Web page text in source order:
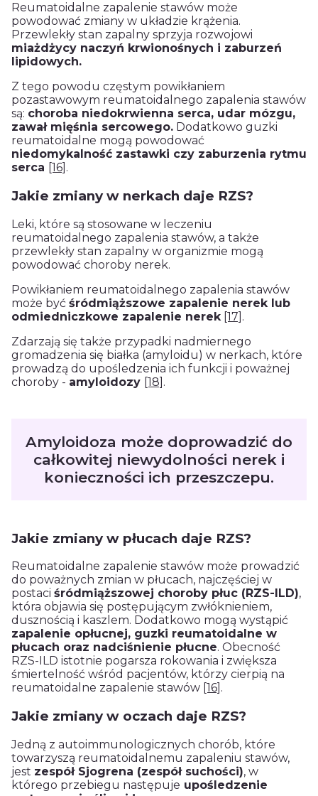
Reumatoidalne zapalenie stawów może
powodować zmiany w układzie krążenia.
Przewlekły stan zapalny sprzyja rozwojowi
miażdżycy naczyń krwionośnych i zaburzeń
lipidowych.
Z tego powodu częstym powikłaniem
pozastawowym reumatoidalnego zapalenia stawów
są: choroba niedokrwienna serca, udar mózgu,
zawał mięśnia sercowego. Dodatkowo guzki
reumatoidalne mogą powodować
niedomykalność zastawki czy zaburzenia rytmu
serca [16] .
Jakie zmiany w nerkach daje RZS?
Leki, które są stosowane w leczeniu
reumatoidalnego zapalenia stawów, a także
przewlekły stan zapalny w organizmie mogą
powodować choroby nerek.
Powikłaniem reumatoidalnego zapalenia stawów
może być śródmiąższowe zapalenie nerek lub
odmiedniczkowe zapalenie nerek [17] .
Zdarzają się także przypadki nadmiernego
gromadzenia się białka (amyloidu) w nerkach, które
prowadzą do upośledzenia ich funkcji i poważnej
choroby - amyloidozy [18] .
Amyloidoza może doprowadzić do
całkowitej niewydolności nerek i
konieczności ich przeszczepu.
Jakie zmiany w płucach daje RZS?
Reumatoidalne zapalenie stawów może prowadzić
do poważnych zmian w płucach, najczęściej w
postaci śródmiąższowej choroby płuc (RZS-ILD),
która objawia się postępującym zwłóknieniem,
dusznością i kaszlem. Dodatkowo mogą wystąpić
zapalenie opłucnej, guzki reumatoidalne w
płucach oraz nadciśnienie płucne. Obecność
RZS-ILD istotnie pogarsza rokowania i zwiększa
śmiertelność wśród pacjentów, którzy cierpią na
reumatoidalne zapalenie stawów [16] .
Jakie zmiany w oczach daje RZS?
Jedną z autoimmunologicznych chorób, które
towarzyszą reumatoidalnemu zapaleniu stawów,
jest zespół Sjogrena (zespół suchości), w
którego przebiegu następuje upośledzenie